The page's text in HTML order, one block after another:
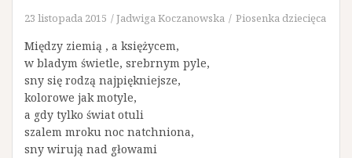
23 listopada 2015 Jadwiga Koczanowska Piosenka dziecięca
Między ziemią , a księżycem,
w bladym świetle, srebrnym pyle,
sny się rodzą najpiękniejsze,
kolorowe jak motyle,
a gdy tylko świat otuli
szalem mroku noc natchniona,
sny wirują nad głowami